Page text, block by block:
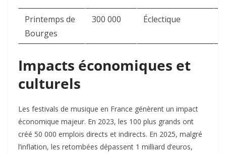
Printemps de
Bourges
300 000 Éclectique
Impacts économiques et
culturels
Les festivals de musique en France génèrent un impact
économique majeur. En 2023, les 100 plus grands ont
créé 50 000 emplois directs et indirects. En 2025, malgré
l’inflation, les retombées dépassent 1 milliard d’euros,